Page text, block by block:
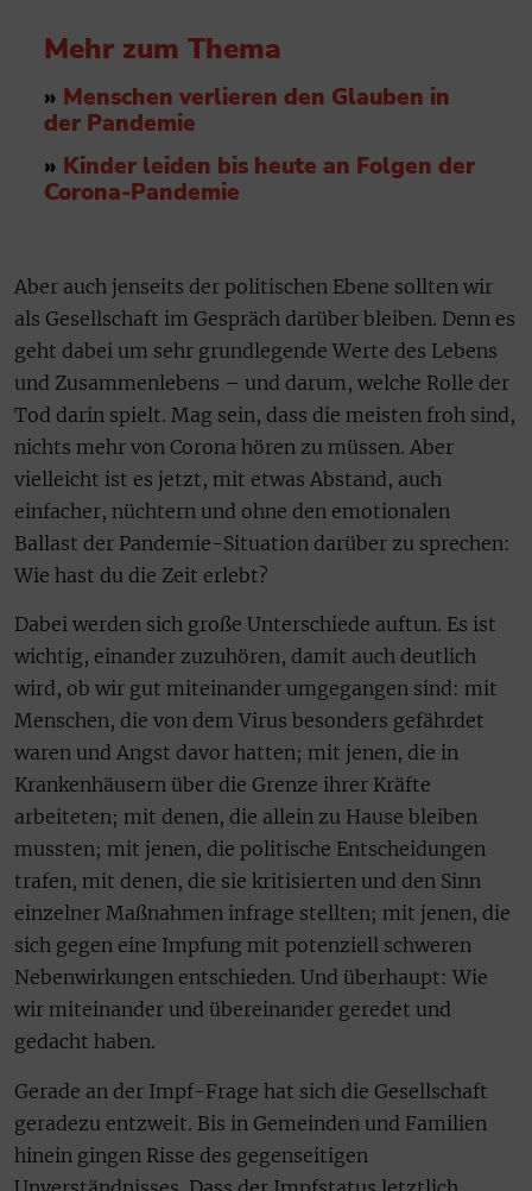
Mehr zum Thema
» Menschen verlieren den Glauben in
der Pandemie
» Kinder leiden bis heute an Folgen der
Corona-Pandemie
Aber auch jenseits der politischen Ebene sollten wir
als Gesellschaft im Gespräch darüber bleiben. Denn es
geht dabei um sehr grundlegende Werte des Lebens
und Zusammenlebens – und darum, welche Rolle der
Tod darin spielt. Mag sein, dass die meisten froh sind,
nichts mehr von Corona hören zu müssen. Aber
vielleicht ist es jetzt, mit etwas Abstand, auch
einfacher, nüchtern und ohne den emotionalen
Ballast der Pandemie-Situation darüber zu sprechen:
Wie hast du die Zeit erlebt?
Dabei werden sich große Unterschiede auftun. Es ist
wichtig, einander zuzuhören, damit auch deutlich
wird, ob wir gut miteinander umgegangen sind: mit
Menschen, die von dem Virus besonders gefährdet
waren und Angst davor hatten; mit jenen, die in
Krankenhäusern über die Grenze ihrer Kräfte
arbeiteten; mit denen, die allein zu Hause bleiben
mussten; mit jenen, die politische Entscheidungen
trafen, mit denen, die sie kritisierten und den Sinn
einzelner Maßnahmen infrage stellten; mit jenen, die
sich gegen eine Impfung mit potenziell schweren
Nebenwirkungen entschieden. Und überhaupt: Wie
wir miteinander und übereinander geredet und
gedacht haben.
Gerade an der Impf-Frage hat sich die Gesellschaft
geradezu entzweit. Bis in Gemeinden und Familien
hinein gingen Risse des gegenseitigen